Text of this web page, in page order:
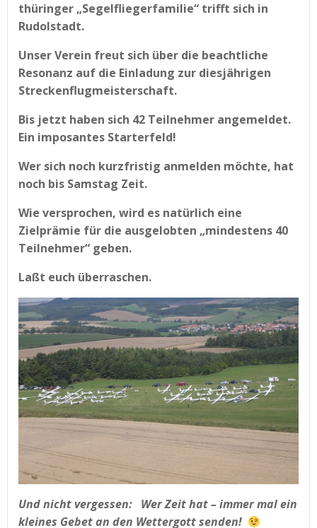
thüringer „Segelfliegerfamilie“ trifft sich in
Rudolstadt.
Unser Verein freut sich über die beachtliche
Resonanz auf die Einladung zur diesjährigen
Streckenflugmeisterschaft.
Bis jetzt haben sich 42 Teilnehmer angemeldet.
Ein imposantes Starterfeld!
Wer sich noch kurzfristig anmelden möchte, hat
noch bis Samstag Zeit.
Wie versprochen, wird es natürlich eine
Zielprämie für die ausgelobten „mindestens 40
Teilnehmer“ geben.
Laßt euch überraschen.
Und nicht vergessen: Wer Zeit hat – immer mal ein
kleines Gebet an den Wettergott senden!